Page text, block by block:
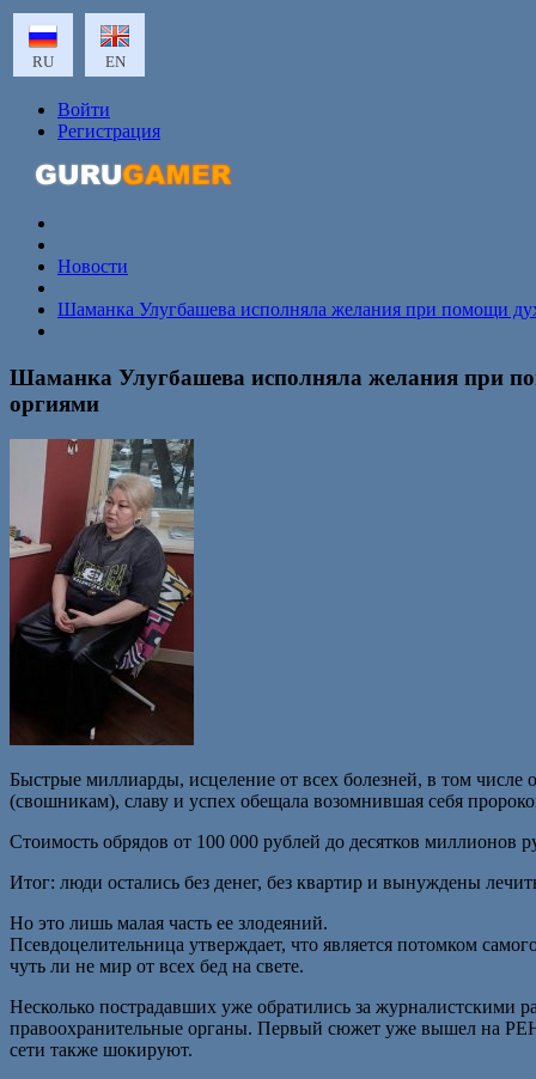
RU EN
Войти
Регистрация
Новости
Шаманка Улугбашева исполняла желания при помощи
Шаманка Улугбашева исполняла желания при
оргиями
Быстрые миллиарды, исцеление от всех болезней, в том числе
(свошникам), славу и успех обещала возомнившая себя
Стоимость обрядов от 100 000 рублей до десятков миллионов
Итог: люди остались без денег, без квартир и вынуждены
Но это лишь малая часть ее злодеяний.
Псевдоцелительница утверждает, что является потомком
чуть ли не мир от всех бед на свете.
Несколько пострадавших уже обратились за журналистскими
правоохранительные органы. Первый сюжет уже вышел на
сети также шокируют.